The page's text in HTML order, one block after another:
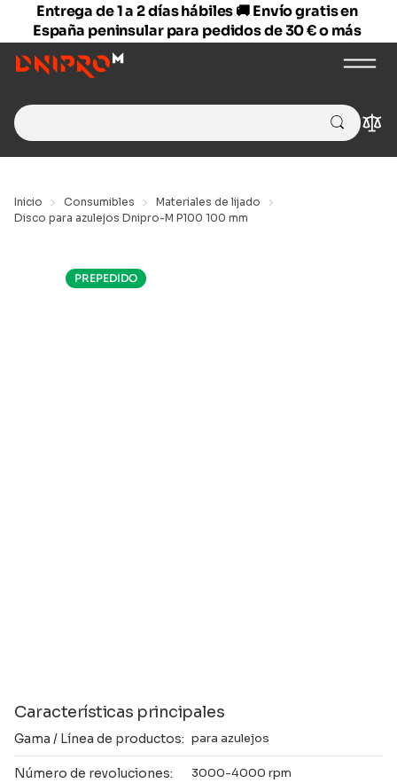
Entrega de 1 a 2 días hábiles 🚚 Envío gratis en
España peninsular para pedidos de 30 € o más
Search
for:
Inicio Consumibles
Materiales de lijado
Disco para azulejos Dnipro-M P100 100 mm
PREPEDIDO
Características principales
Gama / Línea de productos: para azulejos
Número de revoluciones: 3000-4000 rpm